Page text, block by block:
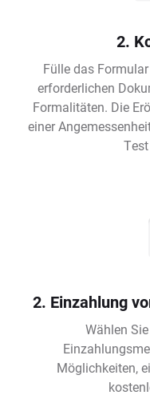
2.
Fülle das
erforderlichen
Formalitäten. Die
einer
2. Einzahlung
Wählen
Möglichkeiten,